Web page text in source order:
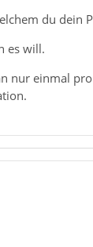
du dein
es will.
nur einmal